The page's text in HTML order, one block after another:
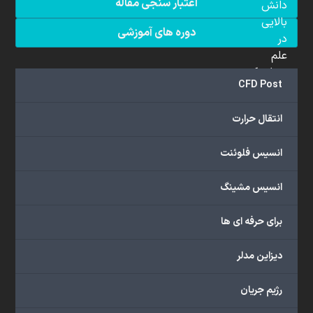
اعتبار سنجی مقاله
دوره های آموزشی
CFD Post
انتقال حرارت
انسیس فلوئنت
انسیس مشینگ
برای حرفه ای ها
دیزاین مدلر
رژیم جریان
دانش
بالایی
در
علم
دینامیک
سیالات
(CFD)
هستند.
ما
گسترده‌ای
با
دانشگاهی،